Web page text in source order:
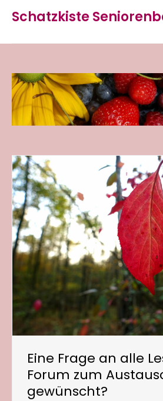
content
Schatzkiste
Eine Frage an alle
Forum zum
gewünscht?